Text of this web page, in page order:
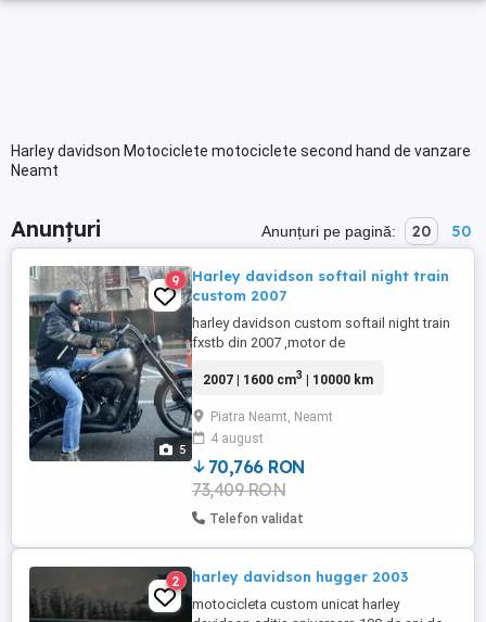
Harley davidson Motociclete motociclete second hand de vanzare
Neamt
Anunțuri Anunțuri pe pagină: 20 50
5
9
Harley davidson softail night train
custom 2007
harley davidson custom softail night train
fxstb din 2007 ,motor de
upside down , far led custom, semnalizari
omologate,aripa spate bobber style ,
roata fata 21 spate cauciuc 200 ,
powercommander, evacuare vance&hines
...
2007 | 1600 cm3 | 10000 km
Piatra Neamt, Neamt
4 august
70,766 RON
73,409 RON
Telefon validat
2 harley davidson hugger 2003
motocicleta custom unicat harley